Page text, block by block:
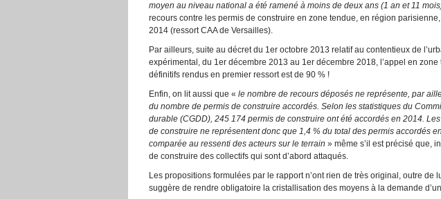
moyen au niveau national a été ramené à moins de deux ans (1 an et 11
recours contre les permis de construire en zone tendue, en région
2014 (ressort CAA de Versailles).
Par ailleurs, suite au décret du 1eroctobre 2013 relatif au contentieux de
expérimental, du 1erdécembre 2013 au 1erdécembre 2018, l’appel en
définitifs rendus en premier ressort est de 90 % !
Enfin, on lit aussi que « le nombre de recours déposés ne représente, par
du nombre de permis de construire accordés. Selon les statistiques du
durable (CGDD), 245 174 permis de construire ont été accordés en 2014.
de construire ne représentent donc que 1,4 % du total des permis accordés
comparée au ressenti des acteurs sur le terrain » même s’il est précisé que,
de construire des collectifs qui sont d’abord attaqués.
Les propositions formulées par le rapport n’ont rien de très original, outre de
suggère de rendre obligatoire la cristallisation des moyens à la demande